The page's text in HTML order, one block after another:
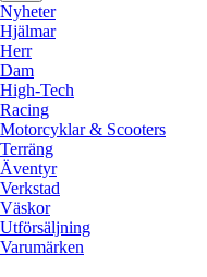
Nyheter
Hjälmar
Herr
Dam
High-Tech
Racing
Motorcyklar & Scooters
Terräng
Äventyr
Verkstad
Väskor
Utförsäljning
Varumärken